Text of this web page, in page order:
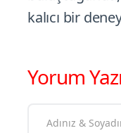
kalıcı bir
Yorum